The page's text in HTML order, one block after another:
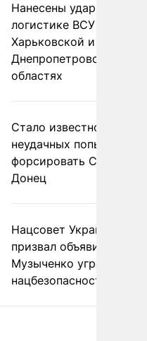
Нанесены удары по
логистике ВСУ в
Харьковской и
Днепропетровской
областях
Стало известно о
неудачных попытках
форсировать
Донец
Нацсовет Украины по
призвал объявить
Музыченко угрозой
нацбезопасности